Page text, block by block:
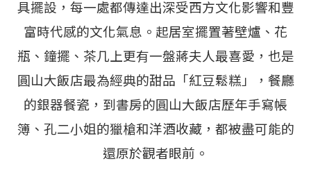
具擺設，每一處都傳達出深受西方文化影響和豐
富時代感的文化氣息。起居室擺置著壁爐、花
瓶、鐘擺、茶几上更有一盤蔣夫人最喜愛，也是
圓山大飯店最為經典的甜品「紅豆鬆糕」，餐廳
的銀器餐瓷，到書房的圓山大飯店歷年手寫帳
簿、孔二小姐的獵槍和洋酒收藏，都被盡可能的
還原於觀者眼前。